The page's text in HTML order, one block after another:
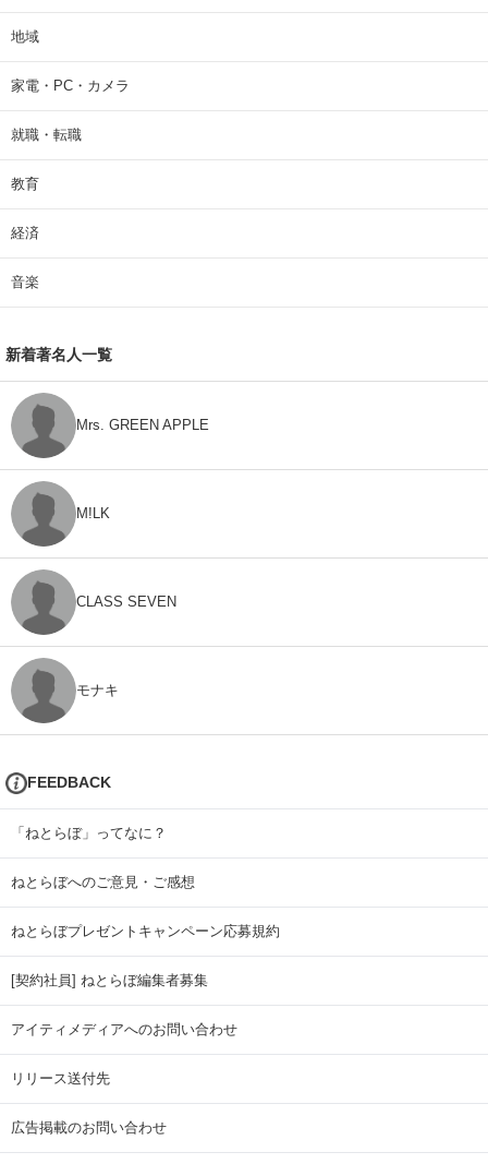
地域
家電・PC・カメラ
就職・転職
教育
経済
音楽
新着著名人一覧
Mrs. GREEN APPLE
M!LK
CLASS SEVEN
モナキ
FEEDBACK
「ねとらぼ」ってなに？
ねとらぼへのご意見・ご感想
ねとらぼプレゼントキャンペーン応募規約
[契約社員] ねとらぼ編集者募集
アイティメディアへのお問い合わせ
リリース送付先
広告掲載のお問い合わせ